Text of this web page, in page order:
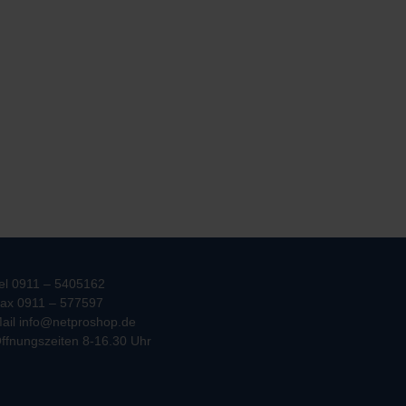
0911 – 5405162
0911 – 577597
info@netproshop.de
8-16.30 Uhr